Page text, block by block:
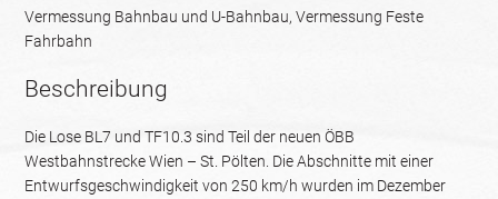
Vermessung Bahnbau und U-Bahnbau, Vermessung Feste
Fahrbahn
Beschreibung
Die Lose BL7 und TF10.3 sind Teil der neuen ÖBB
Westbahnstrecke Wien – St. Pölten. Die Abschnitte mit einer
Entwurfsgeschwindigkeit von 250 km/h wurden im Dezember